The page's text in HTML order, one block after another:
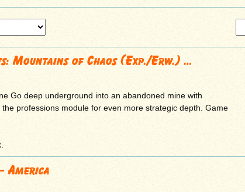
Mountains of Chaos (Exp./Erw.) …
Go deep underground into an abandoned mine with
professions module for even more strategic depth. Game
America